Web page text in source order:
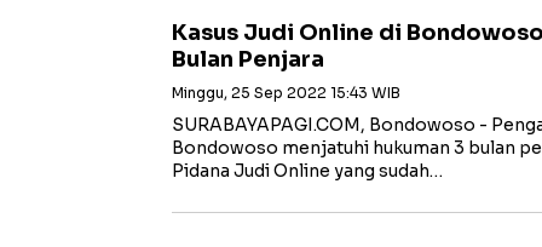
Kasus Judi Online di
Bulan Penjara
Minggu, 25 Sep 2022 15:43 WIB
SURABAYAPAGI.COM, Bondowoso -
Bondowoso menjatuhi hukuman 3 bulan
Pidana Judi Online yang sudah…